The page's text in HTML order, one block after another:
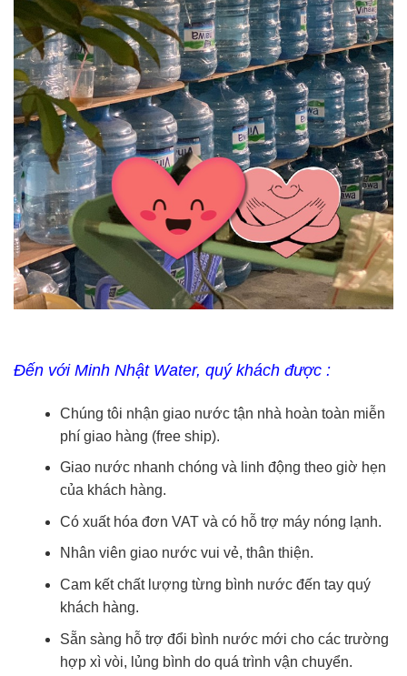
Đến với Minh Nhật Water, quý khách được :
Chúng tôi nhận giao nước tận nhà hoàn toàn miễn
phí giao hàng (free ship).
Giao nước nhanh chóng và linh động theo giờ hẹn
của khách hàng.
Có xuất hóa đơn VAT và có hỗ trợ máy nóng lạnh.
Nhân viên giao nước vui vẻ, thân thiện.
Cam kết chất lượng từng bình nước đến tay quý
khách hàng.
Sẵn sàng hỗ trợ đổi bình nước mới cho các trường
hợp xì vòi, lủng bình do quá trình vận chuyển.